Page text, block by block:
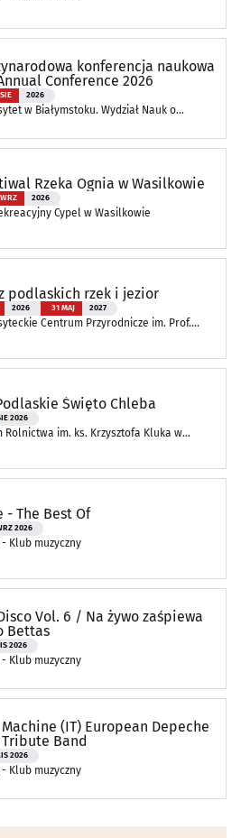
konferencja naukowa
Conference 2026
2026
w Białymstoku. Wydział Nauk o
Rzeka Ognia w Wasilkowie
2026
Cypel w Wasilkowie
podlaskich rzek i jezior
2026 31 MAJ 2027
Centrum Przyrodnicze im. Prof.
Święto Chleba
2026
Rolnictwa im. ks. Krzysztofa Kluka w
- The Best Of
2026
Klub muzyczny
Vol. 6 / Na żywo zaśpiewa
Bettas
2026
Klub muzyczny
(IT) European Depeche
Band
2026
Klub muzyczny